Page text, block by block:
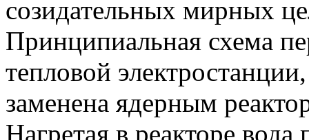
созидательных мирных
Принципиальная схема
тепловой
заменена ядерным
Нагретая в реакторе